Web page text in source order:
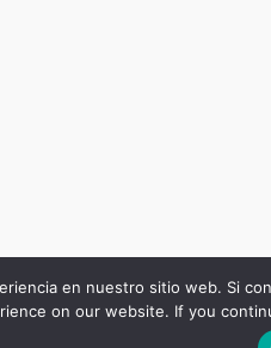
en nuestro sitio web. Si
on our website. If you